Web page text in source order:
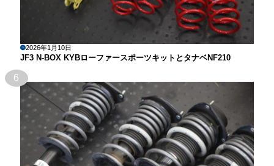
2026年1月10日
JF3 N-BOX KYBローファースポーツキットとタナベNF210
6